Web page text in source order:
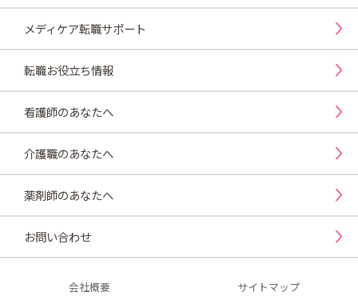
メディケア転職サポート
転職お役立ち情報
看護師のあなたへ
介護職のあなたへ
薬剤師のあなたへ
お問い合わせ
会社概要 サイトマップ